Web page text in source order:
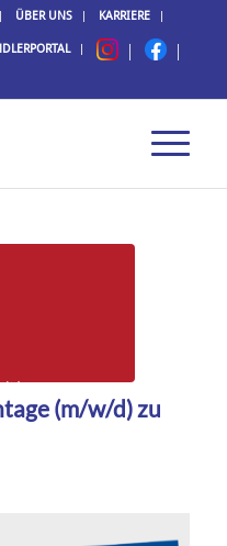
ÜBER UNS KARRIERE
(m/w/d) zu